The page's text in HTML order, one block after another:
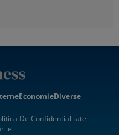
EconomieDiverse
De Confidentialitate